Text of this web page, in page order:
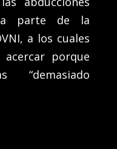
parte de la
a los cuales
porque